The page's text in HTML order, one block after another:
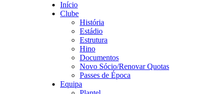
Início
Clube
História
Estádio
Estrutura
Hino
Documentos
Novo Sócio/Renovar Quotas
Passes de Época
Equipa